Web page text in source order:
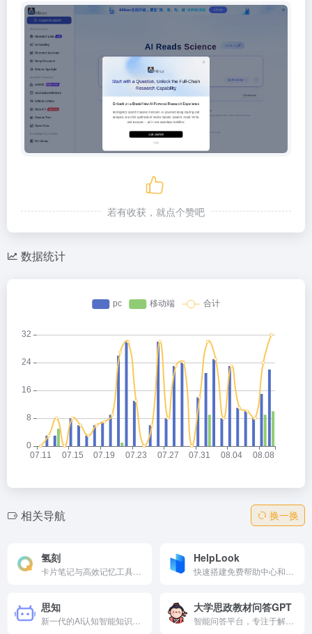
若有收获，就点个赞吧
数据统计
相关导航 换一换
氢刻 HelpLook
思知 大学思政教材问答GPT